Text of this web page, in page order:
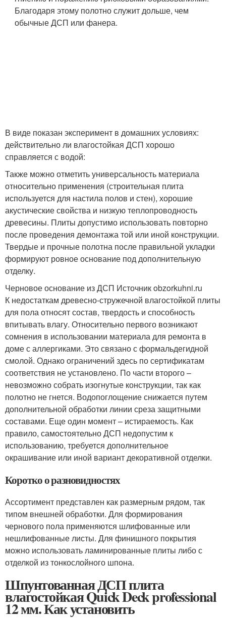
Благодаря этому полотно служит дольше, чем
обычные ДСП или фанера.
В виде показан эксперимент в домашних условиях:
действительно ли влагостойкая ДСП хорошо
справляется с водой:
Также можно отметить универсальность материала
относительно применения (строительная плита
используется для настила полов и стен), хорошие
акустические свойства и низкую теплопроводность
древесины. Плиты допустимо использовать повторно
после проведения демонтажа той или иной конструкции.
Твердые и прочные полотна после правильной укладки
формируют ровное основание под дополнительную
отделку.
Черновое основание из ДСП Источник obzorkuhni.ru
К недостаткам древесно-стружечной влагостойкой плиты
для пола относят состав, твердость и способность
впитывать влагу. Относительно первого возникают
сомнения в использовании материала для ремонта в
доме с аллергиками. Это связано с формальдегидной
смолой. Однако ограничений здесь по сертификатам
соответствия не установлено. По части второго –
невозможно собрать изогнутые конструкции, так как
полотно не гнется. Водопоглощение снижается путем
дополнительной обработки линии среза защитными
составами. Еще один момент – истираемость. Как
правило, самостоятельно ДСП недопустим к
использованию, требуется дополнительное
окрашивание или иной вариант декоративной отделки.
Коротко о разновидностях
Ассортимент представлен как размерным рядом, так
типом внешней обработки. Для формирования
чернового пола применяются шлифованные или
нешлифованные листы. Для финишного покрытия
можно использовать ламинированные плиты либо с
отделкой из тонкослойного шпона.
Шпунтованная ДСП плита
влагостойкая Quick Deck professional
12 мм. Как установить